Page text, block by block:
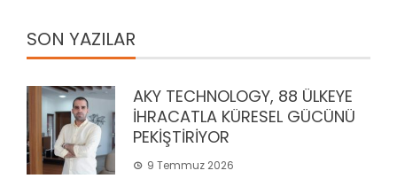
SON YAZILAR
AKY TECHNOLOGY, 88 ÜLKEYE
İHRACATLA KÜRESEL GÜCÜNÜ
PEKİŞTİRİYOR
9 Temmuz 2026